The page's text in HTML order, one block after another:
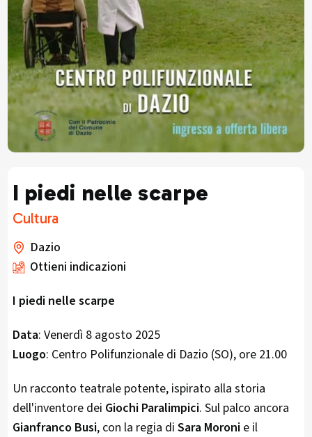
I piedi nelle scarpe
Cultura
Dazio
Ottieni indicazioni
I piedi nelle scarpe
Data: Venerdì 8 agosto 2025
Luogo: Centro Polifunzionale di Dazio (SO), ore 21.00
Un racconto teatrale potente, ispirato alla storia
dell'inventore dei Giochi Paralimpici. Sul palco ancora
Gianfranco Busi, con la regia di Sara Moronie il